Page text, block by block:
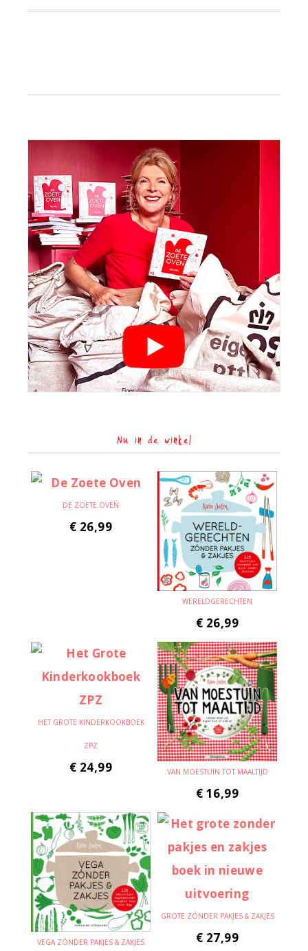
Nu in de winkel
DE ZOETE OVEN
€ 26,99
WERELDGERECHTEN
€ 26,99
HET GROTE KINDERKOOKBOEK
ZPZ
€ 24,99 VAN MOESTUIN TOT MAALTIJD
€ 16,99
VEGA ZÓNDER PAKJES & ZAKJES
GROTE ZÓNDER PAKJES & ZAKJES
€ 27,99